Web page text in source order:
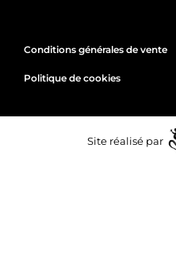
Conditions générales de vente
Politique de cookies
Site réalisé par